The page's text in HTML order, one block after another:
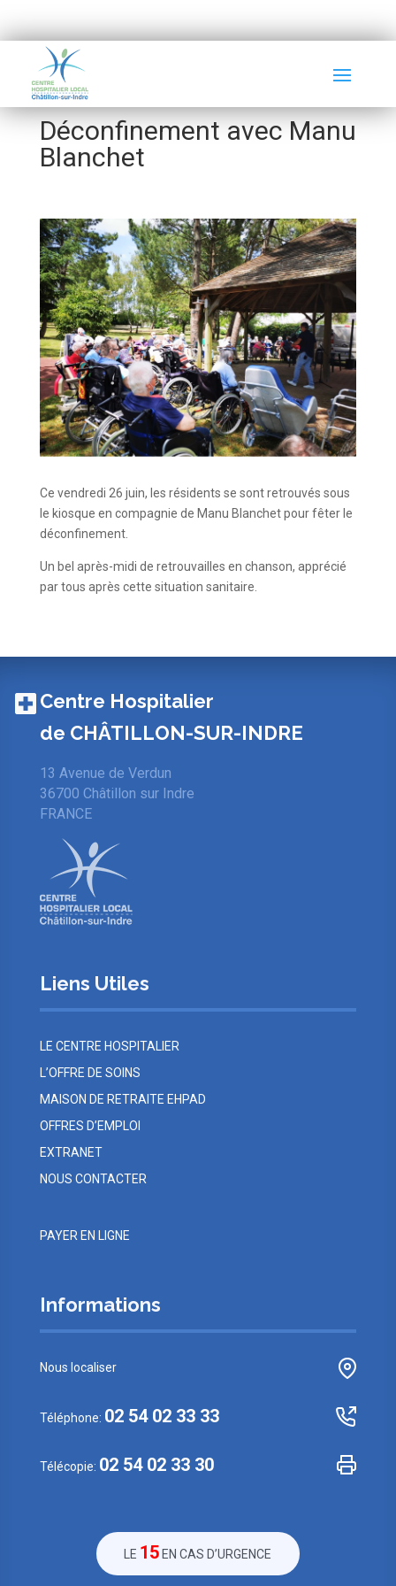
Déconfinement avec Manu
Blanchet
Ce vendredi 26 juin, les résidents se sont retrouvés sous
le kiosque en compagnie de Manu Blanchet pour fêter le
déconfinement.
Un bel après-midi de retrouvailles en chanson, apprécié
par tous après cette situation sanitaire.
Centre Hospitalier
de CHÂTILLON-SUR-INDRE
13 Avenue de Verdun
36700 Châtillon sur Indre
FRANCE
Liens Utiles
LE CENTRE HOSPITALIER
L’OFFRE DE SOINS
MAISON DE RETRAITE EHPAD
OFFRES D’EMPLOI
EXTRANET
NOUS CONTACTER
PAYER EN LIGNE
Informations
Nous localiser
Téléphone: 02 54 02 33 33
Télécopie: 02 54 02 33 30
LE 15 EN CAS D’URGENCE